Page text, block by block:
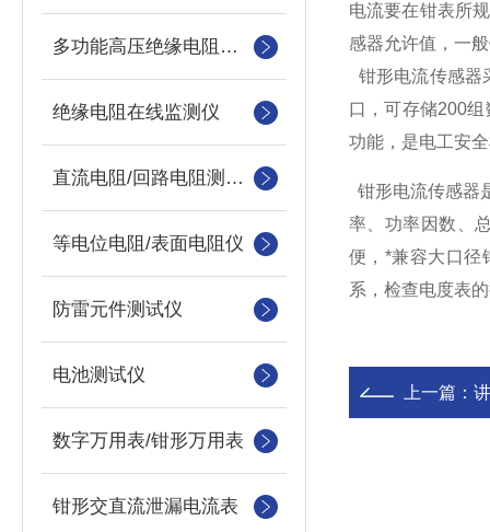
多功能高压绝缘电阻测试仪
绝缘电阻在线监测仪
直流电阻/回路电阻测试仪
等电位电阻/表面电阻仪
防雷元件测试仪
电池测试仪
数字万用表/钳形万用表
钳形交直流泄漏电流表
电流要在钳表所
感器允许值，一
钳形电流传感器
口，可存储200
功能，是电工安
钳形电流传感器
率、功率因数、
便，*兼容大口径
系，检查电度表
上一篇：